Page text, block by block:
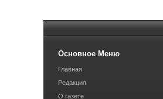
Основное Меню
Главная
Редакция
О газете